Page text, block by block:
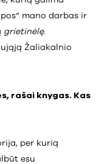
mano darbas ir
grietinėlę.
Žaliakalnio
rašai knygas. Kas
per kurią
esu